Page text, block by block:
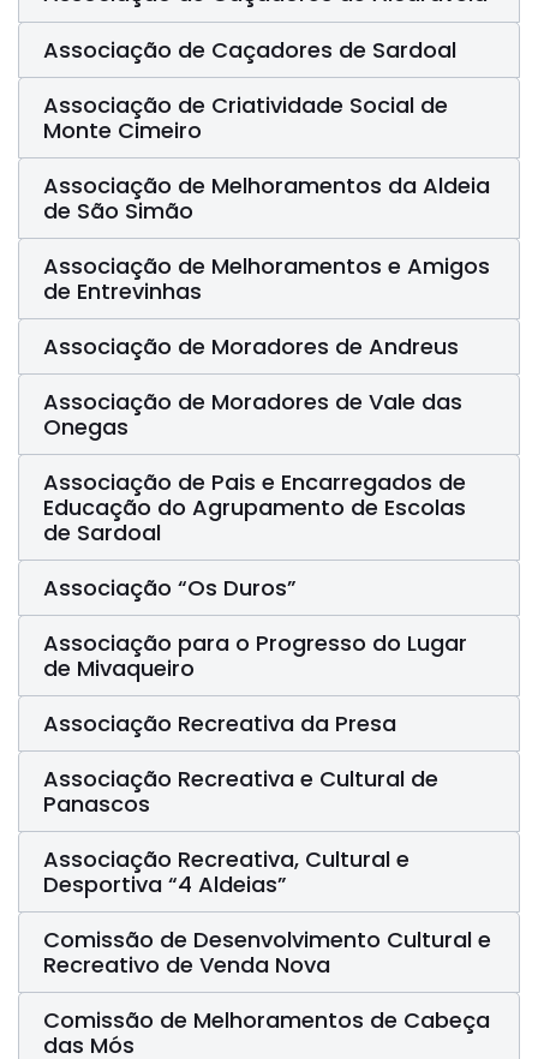
Associação de Caçadores de Sardoal
Associação de Criatividade Social de
Monte Cimeiro
Associação de Melhoramentos da Aldeia
de São Simão
Associação de Melhoramentos e Amigos
de Entrevinhas
Associação de Moradores de Andreus
Associação de Moradores de Vale das
Onegas
Associação de Pais e Encarregados de
Educação do Agrupamento de Escolas
de Sardoal
Associação “Os Duros”
Associação para o Progresso do Lugar
de Mivaqueiro
Associação Recreativa da Presa
Associação Recreativa e Cultural de
Panascos
Associação Recreativa, Cultural e
Desportiva “4 Aldeias”
Comissão de Desenvolvimento Cultural e
Recreativo de Venda Nova
Comissão de Melhoramentos de Cabeça
das Mós